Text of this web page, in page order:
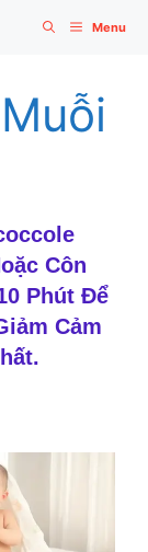
Menu
Côn
Phút Để
Cảm